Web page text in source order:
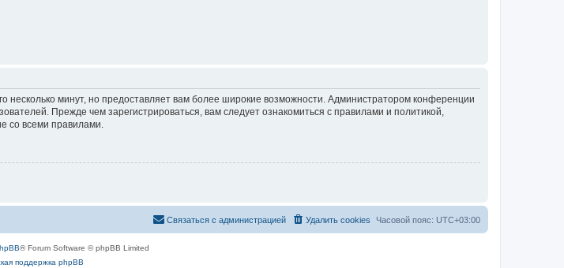
минут, но предоставляет вам более широкие возможности. Администратором конференции
Прежде чем зарегистрироваться, вам следует ознакомиться с правилами и политикой,
со всеми правилами.
Часовой пояс: UTC+03:00
Удалить cookies
Связаться с администрацией
® Forum Software © phpBB Limited
поддержка phpBB